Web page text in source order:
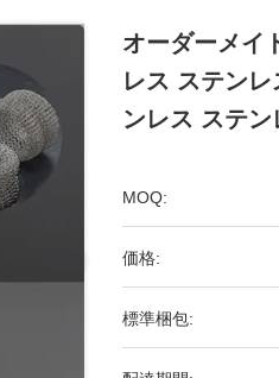
オーダーメイ
レス ステン
ンレス ステン
MOQ:
価格:
標準梱包: